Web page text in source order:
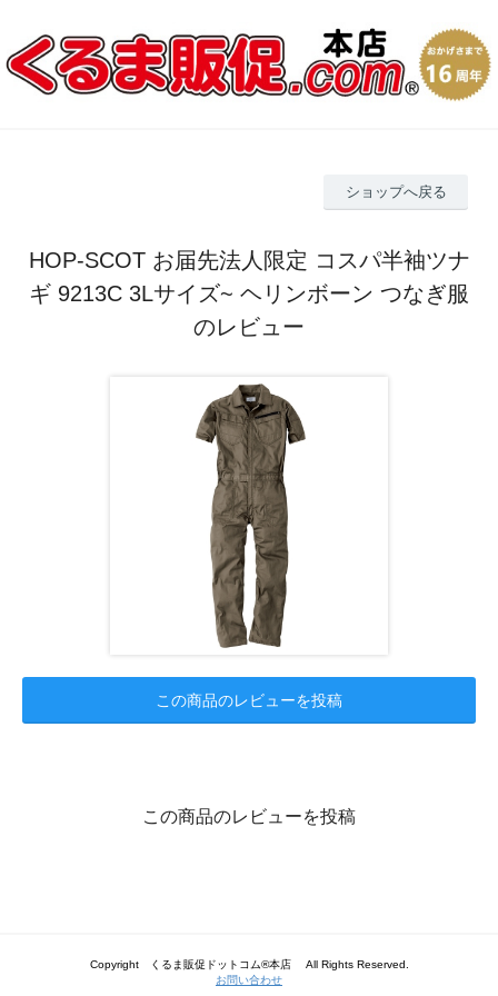
ショップへ戻る
HOP-SCOT お届先法人限定 コスパ半袖ツナ
ギ 9213C 3Lサイズ~ ヘリンボーン つなぎ服
のレビュー
この商品のレビューを投稿
この商品のレビューを投稿
Copyright くるま販促ドットコム®本店 All Rights Reserved.
お問い合わせ